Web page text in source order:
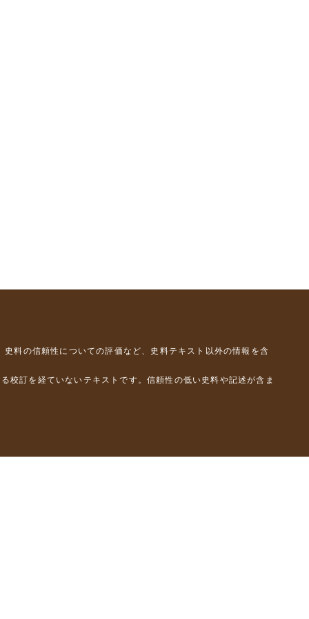
料の信頼性についての評価など、史料テキスト以外の情報を含
校訂を経ていないテキストです。信頼性の低い史料や記述が含ま